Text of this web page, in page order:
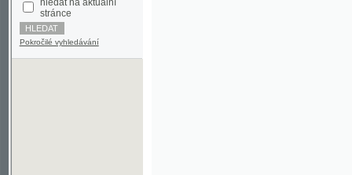
Pokročilé vyhledávání